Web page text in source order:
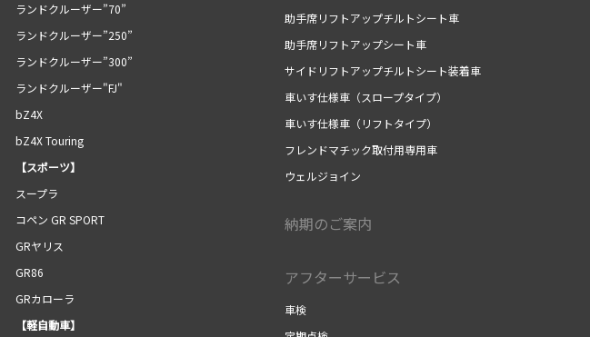
ランドクルーザー”70”
ランドクルーザー”250”
ランドクルーザー”300”
ランドクルーザー"FJ"
bZ4X
bZ4X Touring
【スポーツ】
スープラ
コペン GR SPORT
GRヤリス
GR86
GRカローラ
【軽自動車】
助手席リフトアップチルトシート車
助手席リフトアップシート車
サイドリフトアップチルトシート装着車
車いす仕様車（スロープタイプ）
車いす仕様車（リフトタイプ）
フレンドマチック取付用専用車
ウェルジョイン
納期のご案内
アフターサービス
車検